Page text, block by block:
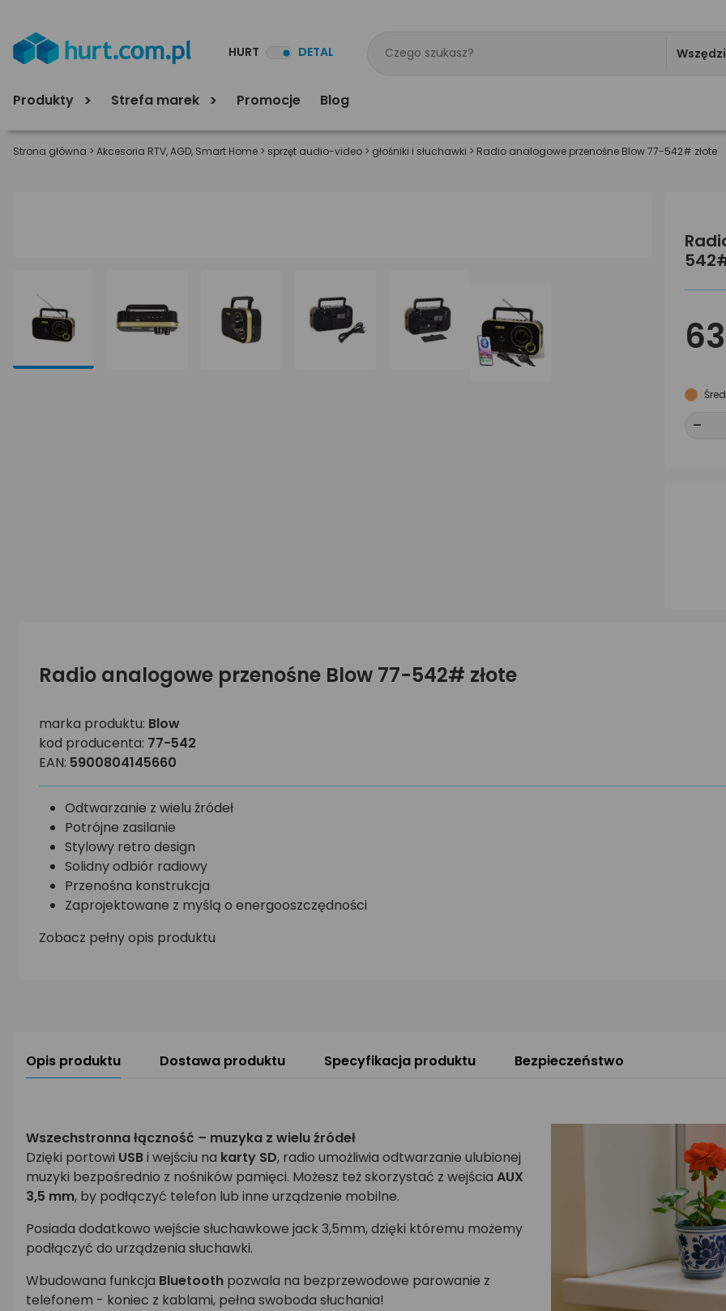
HURT DETAL
Produkty Strefa marek Promocje Blog
Strona główna > Akcesoria RTV, AGD, Smart Home > sprzęt audio-video > głośniki i słuchawki > Radio analogowe przenośne Blow 77-542# złote
Radio analogowe przenośne Blow 77-542# złote
marka produktu: Blow
kod producenta: 77-542
EAN: 5900804145660
Odtwarzanie z wielu źródeł
Potrójne zasilanie
Stylowy retro design
Solidny odbiór radiowy
Przenośna konstrukcja
Zaprojektowane z myślą o energooszczędności
Zobacz pełny opis produktu
-
Opis produktu Dostawa produktu Specyfikacja produktu Bezpieczeństwo
Wszechstronna łączność – muzyka z wielu źródeł
Dzięki portowi USBi wejściu na karty SD, radio umożliwia odtwarzanie ulubionej
muzyki bezpośrednio z nośników pamięci. Możesz też skorzystać z wejścia AUX
3,5 mm, by podłączyć telefon lub inne urządzenie mobilne.
Posiada dodatkowo wejście słuchawkowe jack 3,5mm, dzięki któremu możemy
podłączyć do urządzenia słuchawki.
Wbudowana funkcja Bluetooth pozwala na bezprzewodowe parowanie z
telefonem - koniec z kablami, pełna swoboda słuchania!